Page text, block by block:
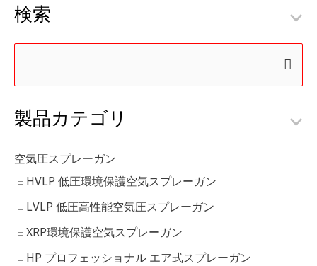
検索
索
対
:
製品カテゴリ
空気圧スプレーガン
HVLP 低圧環境保護空気スプレーガン
LVLP 低圧高性能空気圧スプレーガン
XRP環境保護空気スプレーガン
HP プロフェッショナル エア式スプレーガン